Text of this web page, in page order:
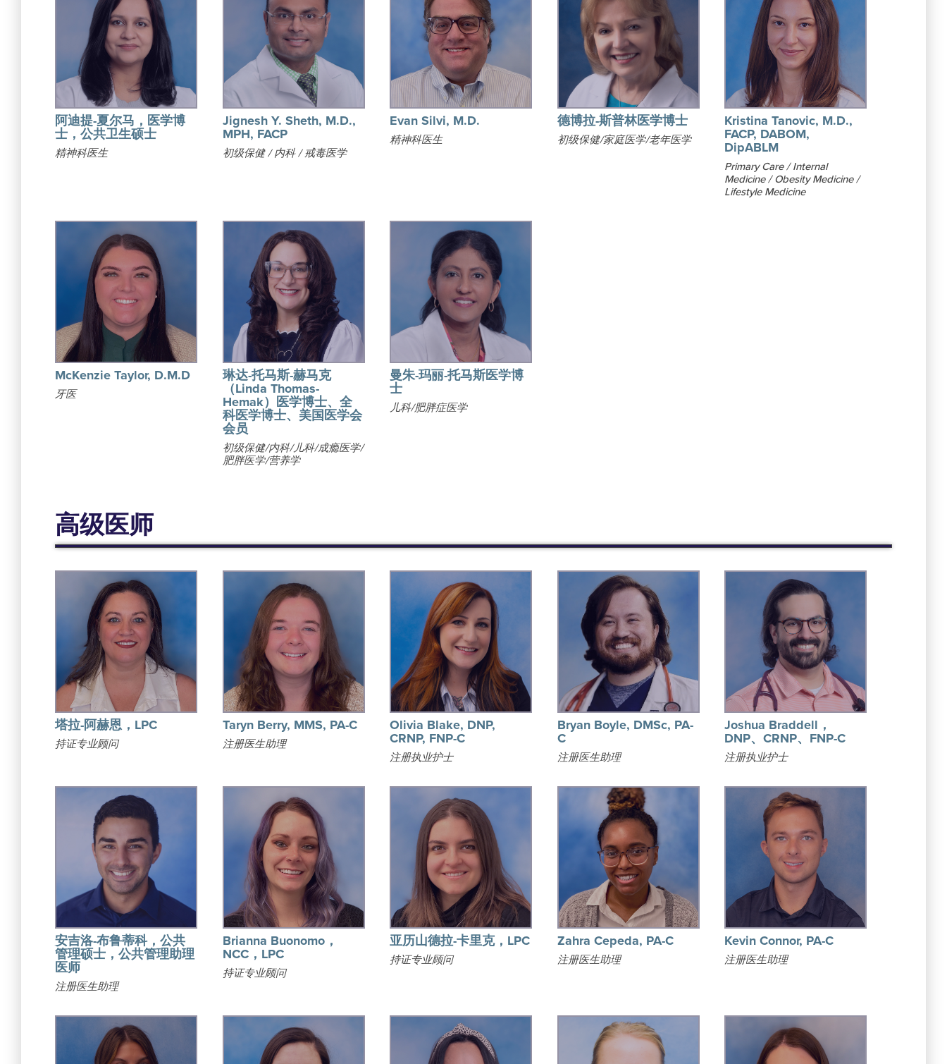
阿迪提-夏尔马，医学博
士，公共卫生硕士
精神科医生
Jignesh Y. Sheth, M.D.,
MPH, FACP
初级保健 / 内科 / 戒毒医学
Evan Silvi, M.D.
精神科医生
德博拉-斯普林医学博士
初级保健/家庭医学/老年医学
Kristina Tanovic, M.D.,
FACP, DABOM,
DipABLM
Primary Care / Internal
Medicine / Obesity Medicine /
Lifestyle Medicine
McKenzie Taylor, D.M.D
牙医
琳达-托马斯-赫马克
（Linda Thomas-
Hemak）医学博士、全
科医学博士、美国医学会
会员
初级保健/内科/儿科/成瘾医学/
肥胖医学/营养学
曼朱-玛丽-托马斯医学博
士
儿科/肥胖症医学
高级医师
塔拉-阿赫恩，LPC
持证专业顾问
Taryn Berry, MMS, PA-C
注册医生助理
Olivia Blake, DNP,
CRNP, FNP-C
注册执业护士
Bryan Boyle, DMSc, PA-
C
注册医生助理
Joshua Braddell，
DNP、CRNP、FNP-C
注册执业护士
安吉洛-布鲁蒂科，公共
管理硕士，公共管理助理
医师
注册医生助理
Brianna Buonomo，
NCC，LPC
持证专业顾问
亚历山德拉-卡里克，LPC
持证专业顾问
Zahra Cepeda, PA-C
注册医生助理
Kevin Connor, PA-C
注册医生助理